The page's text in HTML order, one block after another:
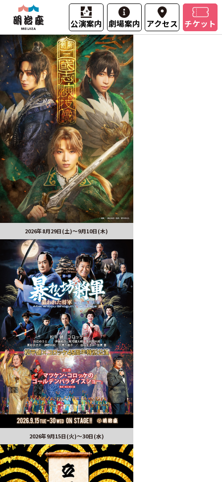
公演案内 劇場案内 アクセス チケット
2026年8月29日(土)〜9月10日(木)
2026年9月15日(火)～30日(水)